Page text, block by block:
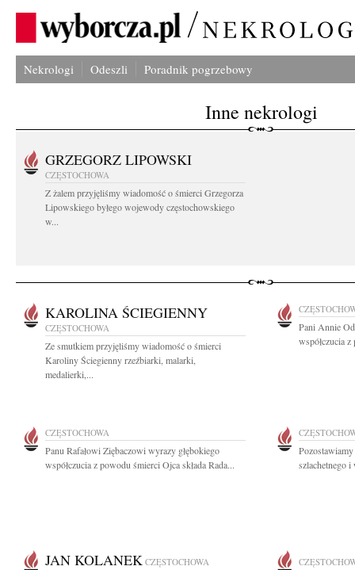
Nekrologi Odeszli Poradnik pogrzebowy
Inne nekrologi
GRZEGORZ LIPOWSKI
CZĘSTOCHOWA
Z żalem przyjęliśmy wiadomość o śmierci Grzegorza
Lipowskiego byłego wojewody częstochowskiego
w...
KAROLINA ŚCIEGIENNY
CZĘSTOCHOWA
Ze smutkiem przyjęliśmy wiadomość o śmierci
Karoliny Ściegienny rzeźbiarki, malarki,
medalierki,...
Pani Annie
współczucia
CZĘSTOCHOWA
Panu Rafałowi Ziębaczowi wyrazy głębokiego
współczucia z powodu śmierci Ojca składa Rada...
szlachetnego
JAN KOLANEK CZĘSTOCHOWA